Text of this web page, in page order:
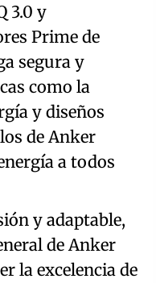
3.0 y
Prime de
segura y
como la
y diseños
de Anker
a todos
y adaptable,
de Anker
la excelencia de